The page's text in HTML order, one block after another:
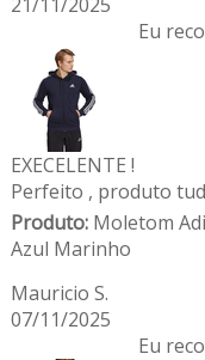
Eu
EXECELENTE !
Perfeito , produto
Produto:Moletom
Azul Marinho
Mauricio S.
07/11/2025
Eu